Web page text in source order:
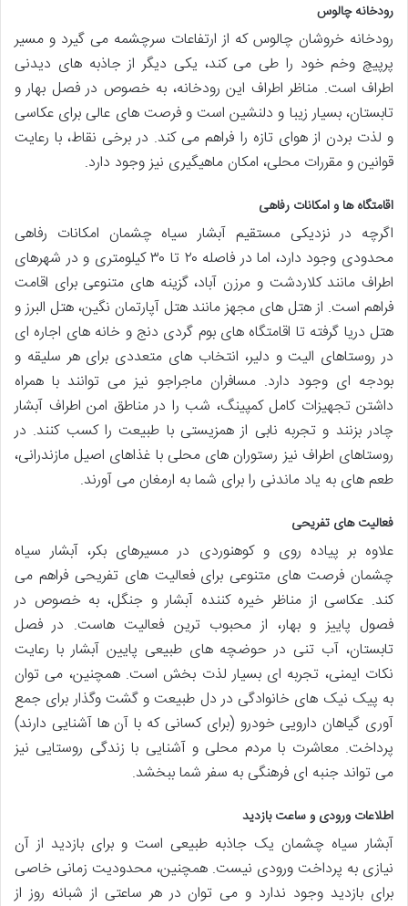
رودخانه چالوس
رودخانه خروشان چالوس که از ارتفاعات سرچشمه می گیرد و مسیر
پرپیچ وخم خود را طی می کند، یکی دیگر از جاذبه های دیدنی
اطراف است. مناظر اطراف این رودخانه، به خصوص در فصل بهار و
تابستان، بسیار زیبا و دلنشین است و فرصت های عالی برای عکاسی
و لذت بردن از هوای تازه را فراهم می کند. در برخی نقاط، با رعایت
قوانین و مقررات محلی، امکان ماهیگیری نیز وجود دارد.
اقامتگاه ها و امکانات رفاهی
اگرچه در نزدیکی مستقیم آبشار سیاه چشمان امکانات رفاهی
محدودی وجود دارد، اما در فاصله ۲۰ تا ۳۰ کیلومتری و در شهرهای
اطراف مانند کلاردشت و مرزن آباد، گزینه های متنوعی برای اقامت
فراهم است. از هتل های مجهز مانند هتل آپارتمان نگین، هتل البرز و
هتل دریا گرفته تا اقامتگاه های بوم گردی دنج و خانه های اجاره ای
در روستاهای الیت و دلیر، انتخاب های متعددی برای هر سلیقه و
بودجه ای وجود دارد. مسافران ماجراجو نیز می توانند با همراه
داشتن تجهیزات کامل کمپینگ، شب را در مناطق امن اطراف آبشار
چادر بزنند و تجربه نابی از همزیستی با طبیعت را کسب کنند. در
روستاهای اطراف نیز رستوران های محلی با غذاهای اصیل مازندرانی،
طعم های به یاد ماندنی را برای شما به ارمغان می آورند.
فعالیت های تفریحی
علاوه بر پیاده روی و کوهنوردی در مسیرهای بکر، آبشار سیاه
چشمان فرصت های متنوعی برای فعالیت های تفریحی فراهم می
کند. عکاسی از مناظر خیره کننده آبشار و جنگل، به خصوص در
فصول پاییز و بهار، از محبوب ترین فعالیت هاست. در فصل
تابستان، آب تنی در حوضچه های طبیعی پایین آبشار با رعایت
نکات ایمنی، تجربه ای بسیار لذت بخش است. همچنین، می توان
به پیک نیک های خانوادگی در دل طبیعت و گشت وگذار برای جمع
آوری گیاهان دارویی خودرو (برای کسانی که با آن ها آشنایی دارند)
پرداخت. معاشرت با مردم محلی و آشنایی با زندگی روستایی نیز
می تواند جنبه ای فرهنگی به سفر شما ببخشد.
اطلاعات ورودی و ساعت بازدید
آبشار سیاه چشمان یک جاذبه طبیعی است و برای بازدید از آن
نیازی به پرداخت ورودی نیست. همچنین، محدودیت زمانی خاصی
برای بازدید وجود ندارد و می توان در هر ساعتی از شبانه روز از